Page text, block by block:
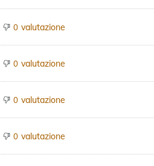
0 valutazione
0 valutazione
0 valutazione
0 valutazione